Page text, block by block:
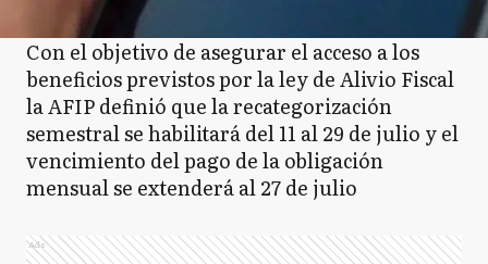
Con el objetivo de asegurar el acceso a los
beneficios previstos por la ley de Alivio Fiscal
la AFIP definió que la recategorización
semestral se habilitará del 11 al 29 de julio y el
vencimiento del pago de la obligación
mensual se extenderá al 27 de julio
Ads